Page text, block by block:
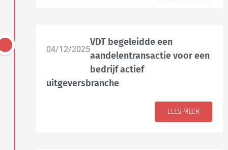
04/12/2025
VDT begeleidde een
aandelentransactie voor een
bedrijf actief
uitgeversbranche
LEES MEER